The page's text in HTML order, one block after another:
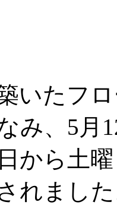
いたフ
み、5月
から土
れまし